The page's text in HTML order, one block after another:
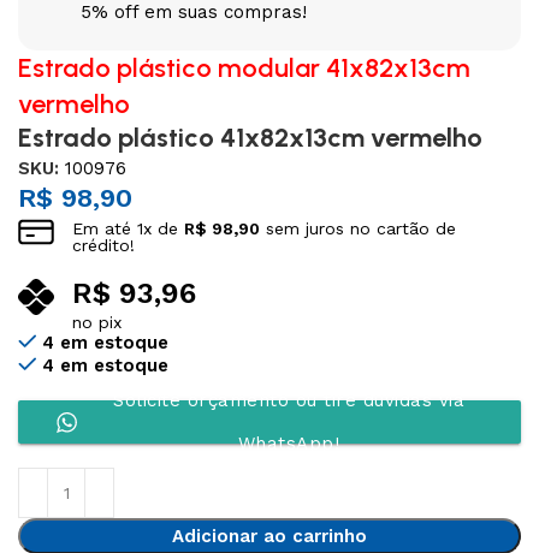
5% off em suas compras!
Estrado plástico modular 41x82x13cm
vermelho
Estrado plástico 41x82x13cm vermelho
SKU:100976
R$ 98,90
Em até1x de R$ 98,90 sem juros no cartão de
crédito!
R$ 93,96
no pix
4 em estoque
4 em estoque
Solicite orçamento ou tire dúvidas via
WhatsApp!
Adicionar ao carrinho